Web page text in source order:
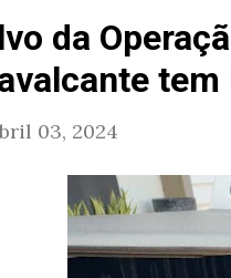
da
03, 2024